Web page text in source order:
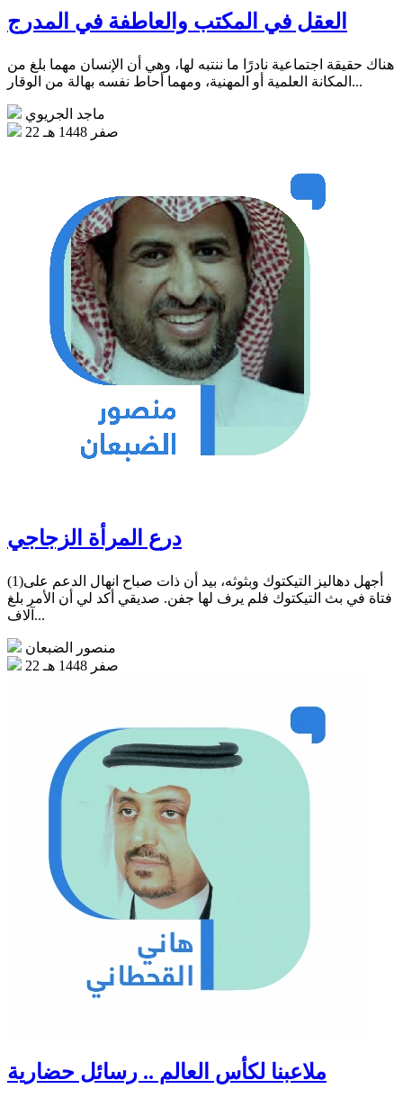
العقل في المكتب والعاطفة في المدرج
هناك حقيقة اجتماعية نادرًا ما ننتبه لها، وهي أن الإنسان مهما بلغ من
المكانة العلمية أو المهنية، ومهما أحاط نفسه بهالة من الوقار...
ماجد الجريوي
22 صفر 1448 هـ
درع المرأة الزجاجي
(1)أجهل دهاليز التيكتوك وبثوثه، بيد أن ذات صباح انهال الدعم على
فتاة في بث التيكتوك فلم يرف لها جفن. صديقي أكد لي أن الأمر بلغ
آلاف...
منصور الضبعان
22 صفر 1448 هـ
ملاعبنا لكأس العالم .. رسائل حضارية